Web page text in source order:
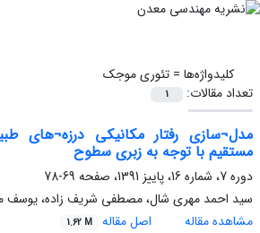
کلیدواژه‌ها =تئوری موجک
تعداد مقالات:
1
مدل¬سازی رفتار مکانیکی
مستقیم با توجه به زبری سطوح
دوره 7، شماره 16، پاییز 1391، صفحه
69-78
سید احمد مهری شال، مصطفی شریف زاده، یوسف
مشاهده مقاله
اصل مقاله 1.62 M